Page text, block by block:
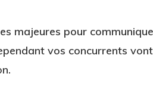
majeures pour
vos concurrents